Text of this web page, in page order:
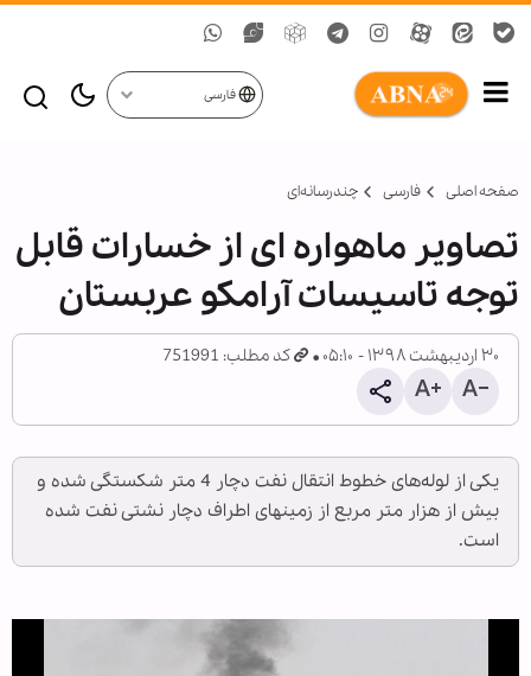
فارسی
صفحه اصلی فارسی چندرسانه‌ای
تصاویر ماهواره ای از خسارات قابل
توجه تاسیسات آرامکو عربستان
۳۰ اردیبهشت ۱۳۹۸ - ۰۵:۱۰ کد مطلب: 751991
یکی از لوله‌های خطوط انتقال نفت دچار 4 متر شکستگی شده و
بیش از هزار متر مربع از زمینهای اطراف دچار نشتی نفت شده
است.